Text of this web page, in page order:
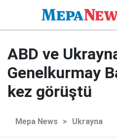
ABD ve
Genelkurmay
kez görüştü
Mepa News > Ukrayna